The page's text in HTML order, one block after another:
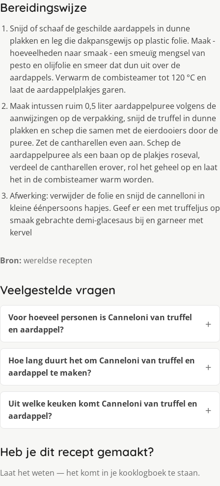
Bereidingswijze
Snijd of schaaf de geschilde aardappels in dunne
plakken en leg die dakpansgewijs op plastic folie. Maak -
hoeveelheden naar smaak - een smeuïg mengsel van
pesto en olijfolie en smeer dat dun uit over de
aardappels. Verwarm de combisteamer tot 120 °C en
laat de aardappelplakjes garen.
Maak intussen ruim 0,5 liter aardappelpuree volgens de
aanwijzingen op de verpakking, snijd de truffel in dunne
plakken en schep die samen met de eierdooiers door de
puree. Zet de cantharellen even aan. Schep de
aardappelpuree als een baan op de plakjes roseval,
verdeel de cantharellen erover, rol het geheel op en laat
het in de combisteamer warm worden.
Afwerking: verwijder de folie en snijd de cannelloni in
kleine éénpersoons hapjes. Geef er een met truffeljus op
smaak gebrachte demi-glacesaus bij en garneer met
kervel
Bron: wereldse recepten
Veelgestelde vragen
Voor hoeveel personen is Canneloni van truffel
en aardappel?
Hoe lang duurt het om Canneloni van truffel en
aardappel te maken?
Uit welke keuken komt Canneloni van truffel en
aardappel?
Heb je dit recept gemaakt?
Laat het weten — het komt in je kooklogboek te staan.